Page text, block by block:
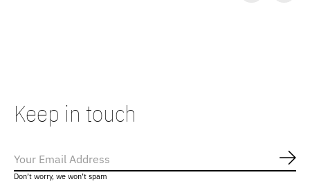
Keep in touch
Don’t worry, we won’t spam